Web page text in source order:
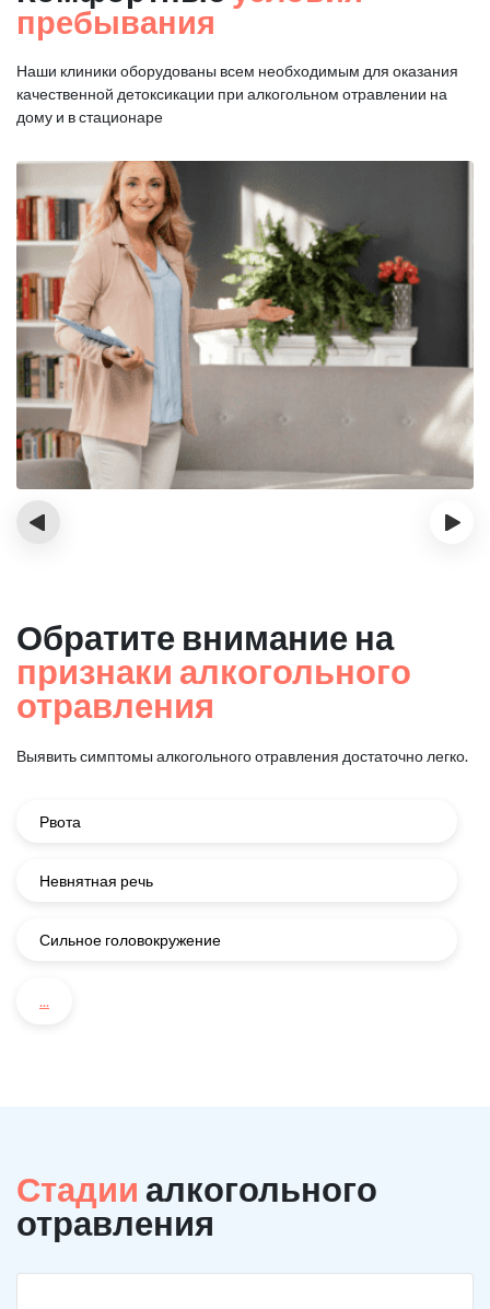
пребывания
Наши клиники оборудованы всем необходимым для оказания
качественной детоксикации при алкогольном отравлении на
дому и в стационаре
‹ ›
Обратите внимание на
признаки алкогольного
отравления
Выявить симптомы алкогольного отравления достаточно легко.
Рвота
Невнятная речь
Сильное головокружение
...
Стадии алкогольного
отравления